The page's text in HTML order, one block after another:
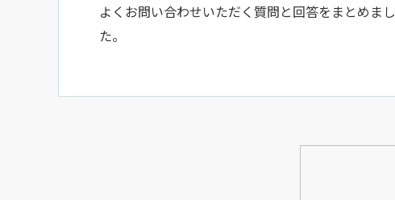
よくお問い合わせいただく質問と回答をまとめまし
た。